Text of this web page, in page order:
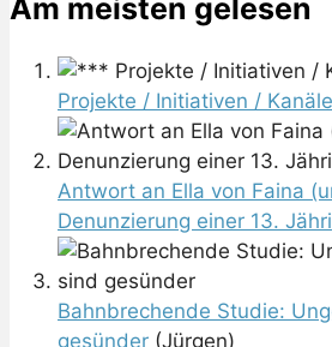
Am meisten gelesen
Projekte / Initiativen /
Antwort an Ella von Faina
Denunzierung einer 13.
Bahnbrechende Studie:
gesünder (Jürgen)